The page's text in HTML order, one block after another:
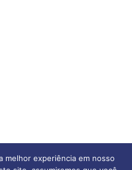
melhor experiência em nosso